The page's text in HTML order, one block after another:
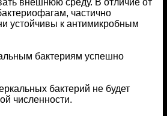
частично
устойчивы к антимикробным
бактериям успешно
бактерий не будет
численности.